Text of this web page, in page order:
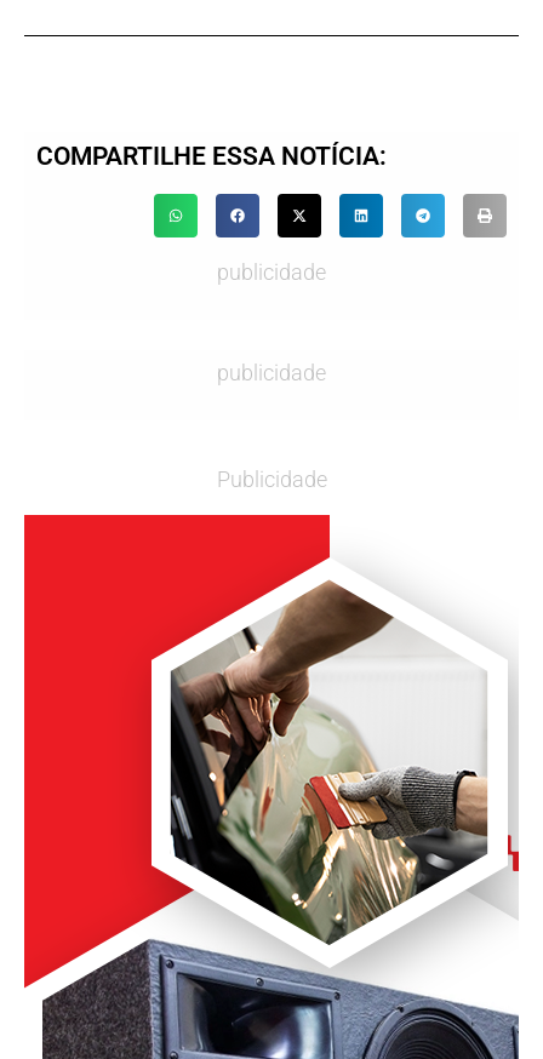
COMPARTILHE ESSA NOTÍCIA:
publicidade
publicidade
Publicidade